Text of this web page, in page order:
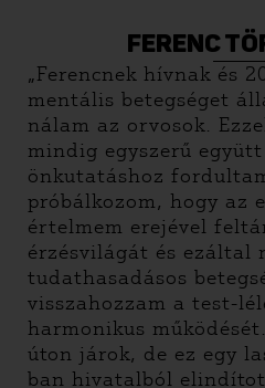
FERENC
„Ferencnek hívnak és
mentális betegséget
nálam az orvosok.
mindig egyszerű
önkutatáshoz
próbálkozom, hogy az
értelmem erejével
érzésvilágát és ezáltal
tudathasadásos
visszahozzam a test-
harmonikus
úton járok, de ez egy
ban hivatalból